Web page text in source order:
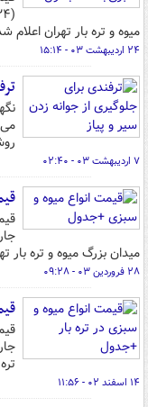
میوه و تره بار تهران اعلام
۲۴ اردیبهشت ۰۳ - ۱۵:۱۴
۷ اردیبهشت ۰۳ - ۰۲:۴۰
میدان بزرگ میوه و تره بار
۲۸ فروردین ۰۳ - ۰۹:۲۸
۱۴ اسفند ۰۲ - ۱۱:۵۶